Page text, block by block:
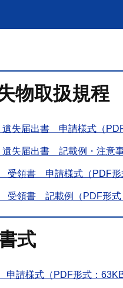
物取扱規程
失届出書 申請様式（PDF
失届出書 記載例・注意事
受領書 申請様式（PDF形
受領書 記載例（PDF形式
式
請様式（PDF形式：63KB